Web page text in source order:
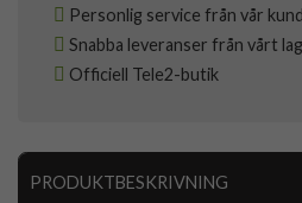
Personlig service från vår
Snabba leveranser från vårt
Officiell Tele2-butik
PRODUKTBESKRIVNING